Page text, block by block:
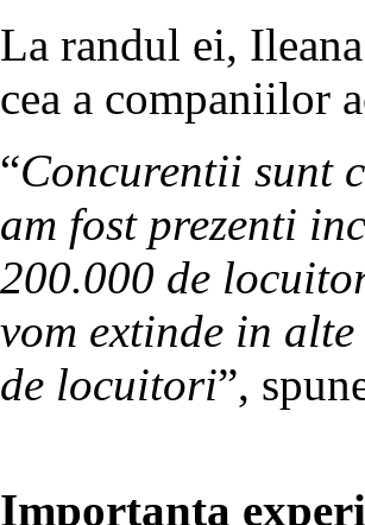
La randul ei,
cea a companiilor
“Concurentii sunt
am fost prezenti
200.000 de
vom extinde in
de locuitori”,
Importanta